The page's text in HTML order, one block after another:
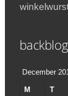
backblog
December
M T